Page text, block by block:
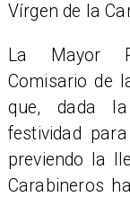
Vírgen de la
La Mayor
Comisario de
que, dada
festividad
previendo la
Carabineros